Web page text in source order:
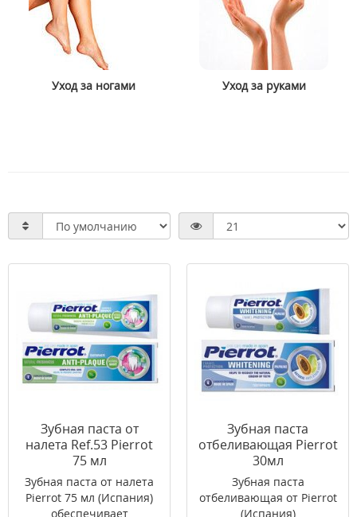
Уход за ногами Уход за руками
Зубная паста от
налета Ref.53 Pierrot
75 мл
Зубная паста от налета
Pierrot 75 мл (Испания)
обеспечивает
Зубная паста
отбеливающая Pierrot
30мл
Зубная паста
отбеливающая от Pierrot
(Испания)